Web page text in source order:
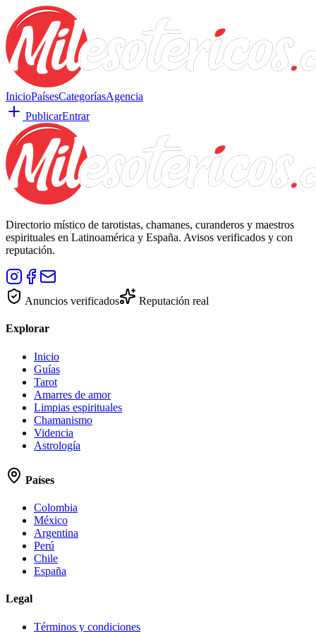
InicioPaísesCategoríasAgencia
PublicarEntrar
Directorio místico de tarotistas, chamanes, curanderos y maestros
espirituales en Latinoamérica y España. Avisos verificados y con
reputación.
Anuncios verificados Reputación real
Explorar
Inicio
Guías
Tarot
Amarres de amor
Limpias espirituales
Chamanismo
Videncia
Astrología
Países
Colombia
México
Argentina
Perú
Chile
España
Legal
Términos y condiciones